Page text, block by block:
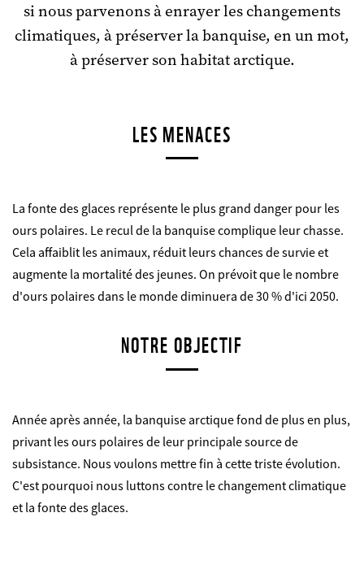
si nous parvenons à enrayer les changements
climatiques, à préserver la banquise, en un mot,
à préserver son habitat arctique.
LES MENACES
La fonte des glaces représente le plus grand danger pour les
ours polaires. Le recul de la banquise complique leur chasse.
Cela affaiblit les animaux, réduit leurs chances de survie et
augmente la mortalité des jeunes. On prévoit que le nombre
d'ours polaires dans le monde diminuera de 30 % d'ici 2050.
NOTRE OBJECTIF
Année après année, la banquise arctique fond de plus en plus,
privant les ours polaires de leur principale source de
subsistance. Nous voulons mettre fin à cette triste évolution.
C'est pourquoi nous luttons contre le changement climatique
et la fonte des glaces.